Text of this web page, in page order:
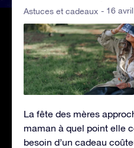
Astuces et cadeaux - 16
La fête des mères
maman à quel point elle
besoin d’un cadeau